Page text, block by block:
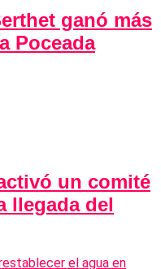
ganó más
Poceada
un comité
llegada del